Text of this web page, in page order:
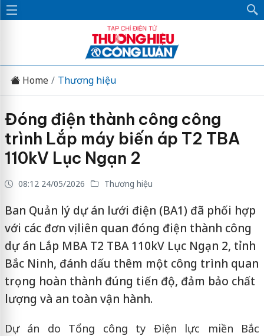
Home Thương hiệu
Đóng điện thành công công
trình Lắp máy biến áp T2 TBA
110kV Lục Ngạn 2
08:12 24/05/2026 Thương hiệu
Ban Quản lý dự án lưới điện (BA1) đã phối hợp
với các đơn vị liên quan đóng điện thành công
dự án Lắp MBA T2 TBA 110kV Lục Ngạn 2, tỉnh
Bắc Ninh, đánh dấu thêm một công trình quan
trọng hoàn thành đúng tiến độ, đảm bảo chất
lượng và an toàn vận hành.
Dự án do Tổng công ty Điện lực miền Bắc